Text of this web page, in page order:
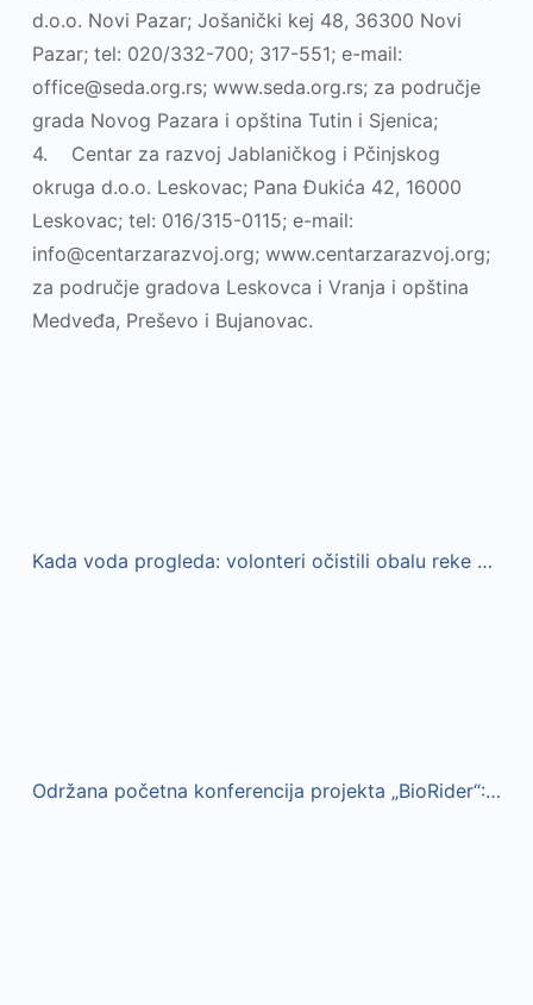
d.o.o. Novi Pazar; Jošanički kej 48, 36300 Novi
Pazar; tel: 020/332-700; 317-551; e-mail:
office@seda.org.rs; www.seda.org.rs; za područje
grada Novog Pazara i opština Tutin i Sjenica;
4. Centar za razvoj Jablaničkog i Pčinjskog
okruga d.o.o. Leskovac; Pana Đukića 42, 16000
Leskovac; tel: 016/315-0115; e-mail:
info@centarzarazvoj.org; www.centarzarazvoj.org;
za područje gradova Leskovca i Vranja i opština
Medveđa, Preševo i Bujanovac.
Kada voda progleda: volonteri očistili obalu reke Đetinje u Adi
Održana početna konferencija projekta „BioRider“: Korak bliže ka održivoj i uređenoj obali reke Đetinje